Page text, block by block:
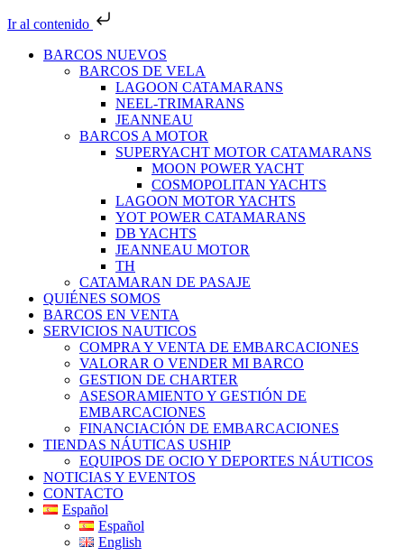
Ir al contenido
BARCOS NUEVOS
BARCOS DE VELA
LAGOON CATAMARANS
NEEL-TRIMARANS
JEANNEAU
BARCOS A MOTOR
SUPERYACHT MOTOR CATAMARANS
MOON POWER YACHT
COSMOPOLITAN YACHTS
LAGOON MOTOR YACHTS
YOT POWER CATAMARANS
DB YACHTS
JEANNEAU MOTOR
TH
CATAMARAN DE PASAJE
QUIÉNES SOMOS
BARCOS EN VENTA
SERVICIOS NAUTICOS
COMPRA Y VENTA DE EMBARCACIONES
VALORAR O VENDER MI BARCO
GESTION DE CHARTER
ASESORAMIENTO Y GESTIÓN DE
EMBARCACIONES
FINANCIACIÓN DE EMBARCACIONES
TIENDAS NÁUTICAS USHIP
EQUIPOS DE OCIO Y DEPORTES NÁUTICOS
NOTICIAS Y EVENTOS
CONTACTO
Español
Español
English